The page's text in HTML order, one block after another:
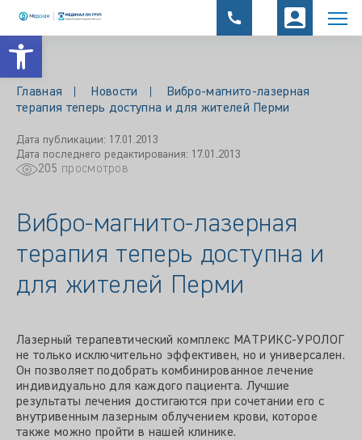
Открыть панель инструментов
Главная Новости
Вибро-магнито-лазерная
терапия теперь доступна и для жителей Перми
Дата публикации: 17.01.2013
Дата последнего редактирования: 17.01.2013
205 просмотров
Вибро-магнито-лазерная
терапия теперь доступна и
для жителей Перми
Лазерный терапевтический комплекс МАТРИКС-УРОЛОГ
не только исключительно эффективен, но и универсален.
Он позволяет подобрать комбинированное лечение
индивидуально для каждого пациента. Лучшие
результаты лечения достигаются при сочетании его с
внутривенным лазерным облучением крови, которое
также можно пройти в нашей клинике.